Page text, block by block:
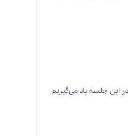
این جلسه یاد می‌گیریم